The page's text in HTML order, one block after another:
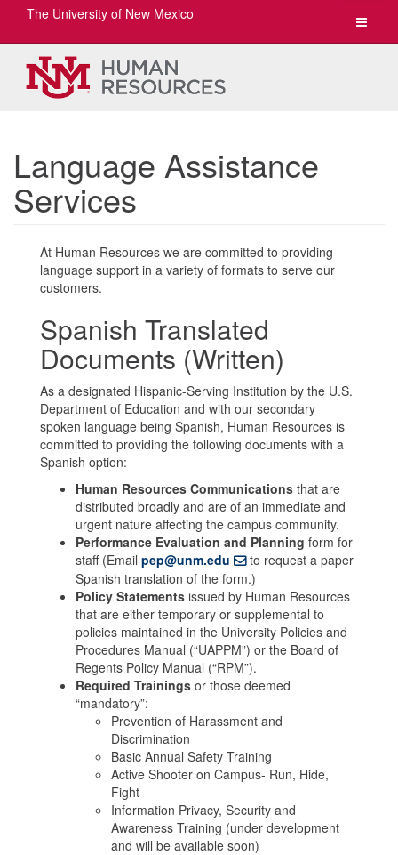
Toggle
The University of New Mexico
Language Assistance
Services
At Human Resources we are committed to providing
language support in a variety of formats to serve our
customers.
Spanish Translated
Documents (Written)
As a designated Hispanic-Serving Institution by the U.S.
Department of Education and with our secondary
spoken language being Spanish, Human Resources is
committed to providing the following documents with a
Spanish option:
Human Resources Communications that are
distributed broadly and are of an immediate and
urgent nature affecting the campus community.
Performance Evaluation and Planning form for
staff (Email pep@unm.edu
to request a paper
Spanish translation of the form.)
Policy Statements issued by Human Resources
that are either temporary or supplemental to
policies maintained in the University Policies and
Procedures Manual (“UAPPM”) or the Board of
Regents Policy Manual (“RPM”).
Required Trainings or those deemed
“mandatory”:
Prevention of Harassment and
Discrimination
Basic Annual Safety Training
Active Shooter on Campus- Run, Hide,
Fight
Information Privacy, Security and
Awareness Training (under development
and will be available soon)